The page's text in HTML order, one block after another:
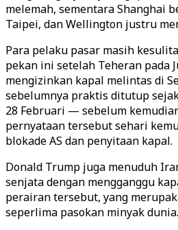
melemah, sementara Shanghai
Taipei, dan Wellington justru
Para pelaku pasar masih
pekan ini setelah Teheran pada
mengizinkan kapal melintas di
sebelumnya praktis ditutup
28 Februari — sebelum
pernyataan tersebut sehari
blokade AS dan penyitaan kapal.
Donald Trump juga menuduh
senjata dengan mengganggu
perairan tersebut, yang
seperlima pasokan minyak dunia.